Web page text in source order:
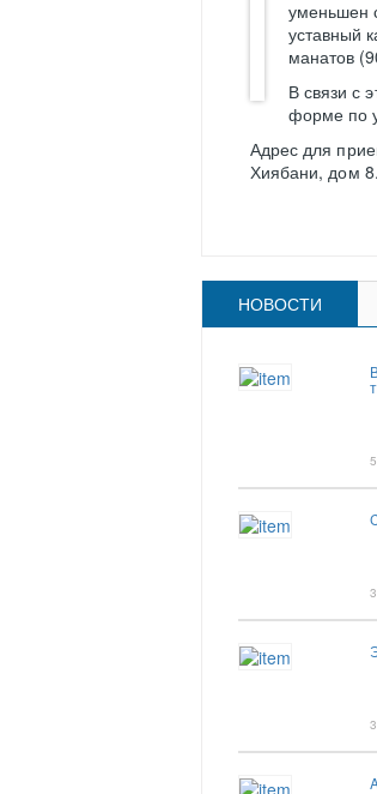
уменьшен
уставный
манатов
В связи с
форме по
Адрес для
Хиябани, дом 8.
НОВОСТИ